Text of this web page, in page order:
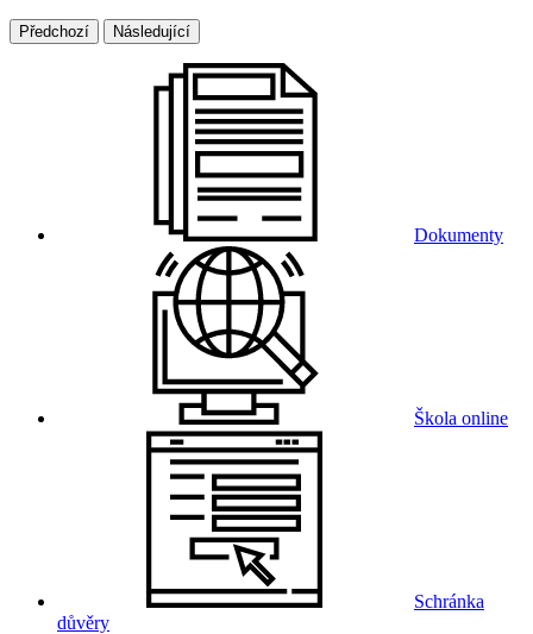
Předchozí Následující
Dokumenty
Škola online
Schránka
důvěry